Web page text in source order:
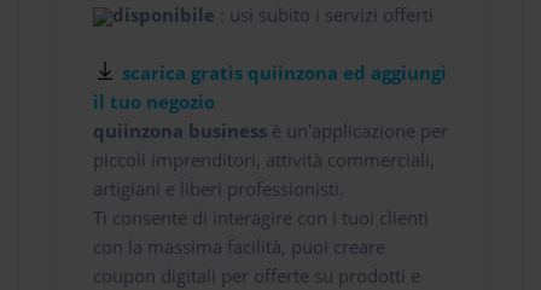
disponibile : usi subito i servizi offerti
scarica gratis quiinzona ed aggiungi
il tuo negozio
quiinzona business è un'applicazione per
piccoli imprenditori, attività commerciali,
artigiani e liberi professionisti.
Ti consente di interagire con i tuoi clienti
con la massima facilità, puoi creare
coupon digitali per offerte su prodotti e